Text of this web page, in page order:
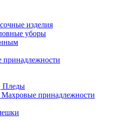
изделия
уборы
принадлежности
Пледы
принадлежности